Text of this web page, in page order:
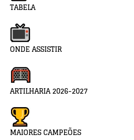
TABELA
ONDE ASSISTIR
ARTILHARIA 2026-2027
MAIORES CAMPEÕES